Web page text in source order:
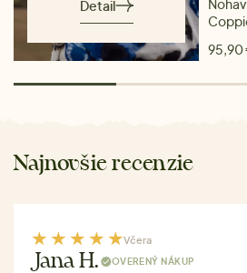
Detail
95,90
Najnovšie recenzie
Včera
Jana H. OVERENÝ NÁKUP